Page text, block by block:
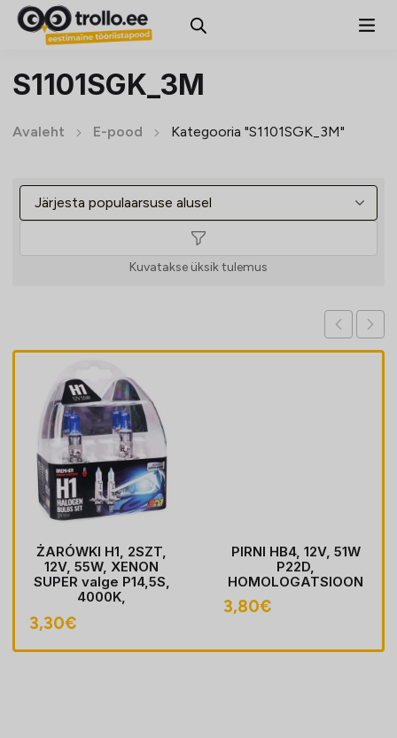
S1101SGK_3M
Avaleht E-pood Kategooria "S1101SGK_3M"
Kuvatakse üksik tulemus
ŻARÓWKI H1, 2SZT,
12V, 55W, XENON
SUPER valge P14,5S,
4000K,
3,30€
PIRNI HB4, 12V, 51W
P22D,
HOMOLOGATSIOON
3,80€